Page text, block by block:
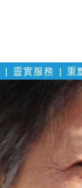
靈實服務 重